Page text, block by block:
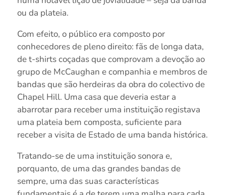
ou da plateia.
Com efeito, o público era composto por
conhecedores de pleno direito: fãs de longa data,
de t-shirts coçadas que comprovam a devoção ao
grupo de McCaughan e companhia e membros de
bandas que são herdeiras da obra do colectivo de
Chapel Hill. Uma casa que deveria estar a
abarrotar para receber uma instituição registava
uma plateia bem composta, suficiente para
receber a visita de Estado de uma banda histórica.
Tratando-se de uma instituição sonora e,
porquanto, de uma das grandes bandas de
sempre, uma das suas características